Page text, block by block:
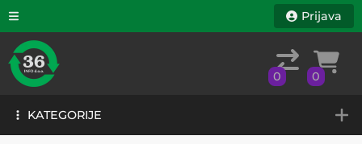
KATEGORIJE
Prijava
0 0
KATEGORIJE